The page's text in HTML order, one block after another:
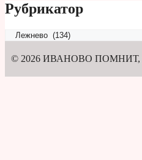
Рубрикатор
Рубрикатор
© 2026 ИВАНОВО ПОМНИТ,